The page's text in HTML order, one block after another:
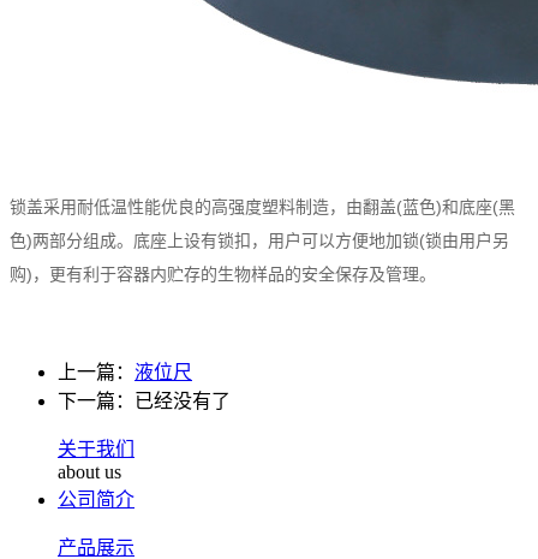
锁盖采用耐低温性能优良的高强度塑料制造，由翻盖(蓝色)和底座(黑
色)两部分组成。底座上设有锁扣，用户可以方便地加锁(锁由用户另
购)，更有利于容器内贮存的生物样品的安全保存及管理。
上一篇： 液位尺
下一篇：已经没有了
关于我们
about us
公司简介
产品展示